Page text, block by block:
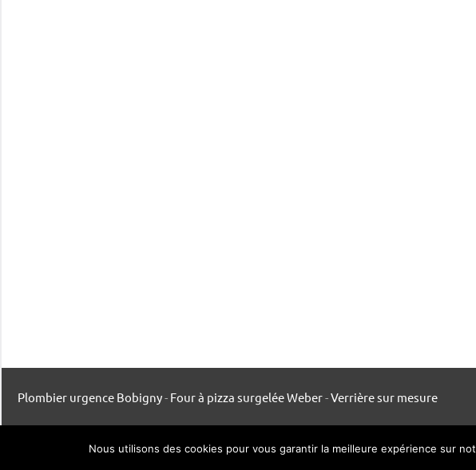
Plombier urgence Bobigny- Four à pizza surgelée Weber-Verrière sur mesure
Nous utilisons des cookies pour vous garantir la meilleure expérience sur